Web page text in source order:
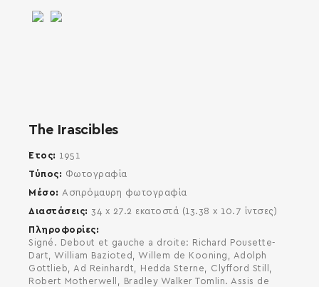
The Irascibles
Έτος
1951
Τύπος
Φωτογραφία
Μέσο
Ασπρόμαυρη φωτογραφία
Διαστάσεις
34 x 27.2 εκατοστά (13.38 x 10.7 ίντσες)
Πληροφορίες
Signé. Debout et gauche a droite: Richard Pousette-
Dart, William Bazioted, Willem de Kooning, Adolph
Gottlieb, Ad Reinhardt, Hedda Sterne, Clyfford Still,
Robert Motherwell, Bradley Walker Tomlin. Assis de